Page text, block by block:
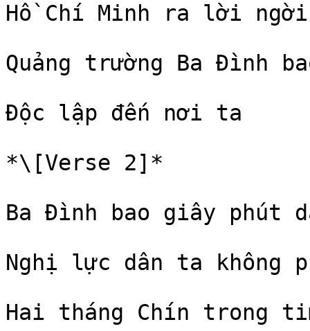
Hồ Chí Minh ra lời ngời
Quảng trường Ba Đình
Độc lập đến nơi ta
*\[Verse 2]*
Ba Đình bao giây phút
Nghị lực dân ta không
Hai tháng Chín trong